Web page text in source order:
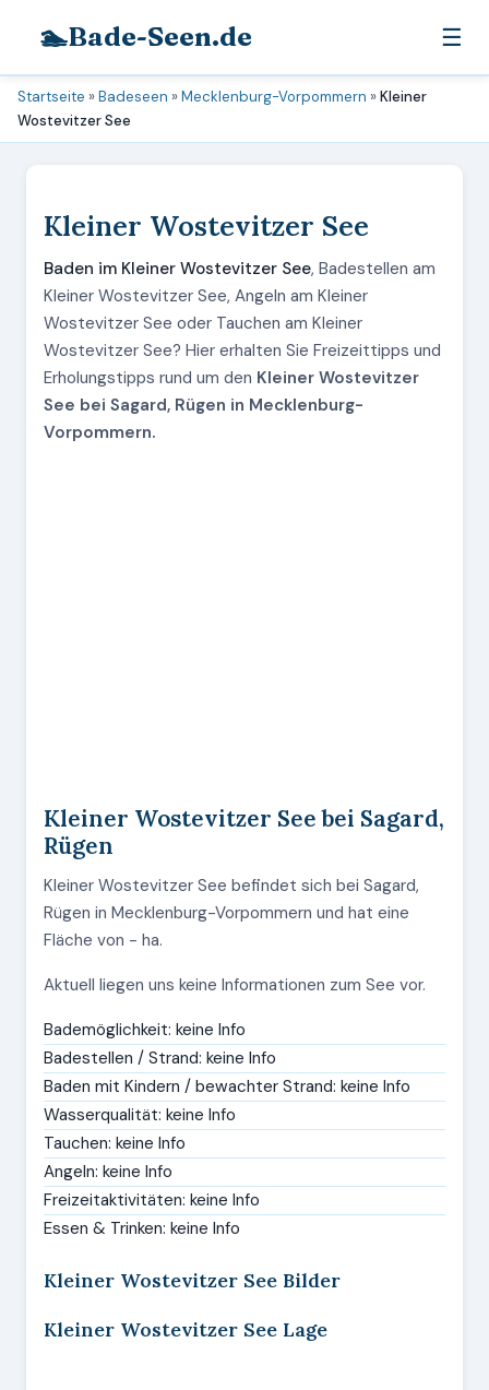
🏊Bade-Seen.de ☰
Startseite »Badeseen »Mecklenburg-Vorpommern »Kleiner
Wostevitzer See
Kleiner Wostevitzer See
Baden im Kleiner Wostevitzer See, Badestellen am
Kleiner Wostevitzer See, Angeln am Kleiner
Wostevitzer See oder Tauchen am Kleiner
Wostevitzer See? Hier erhalten Sie Freizeittipps und
Erholungstipps rund um den Kleiner Wostevitzer
See bei Sagard, Rügen in Mecklenburg-
Vorpommern.
Kleiner Wostevitzer See bei Sagard,
Rügen
Kleiner Wostevitzer See befindet sich bei Sagard,
Rügen in Mecklenburg-Vorpommern und hat eine
Fläche von - ha.
Aktuell liegen uns keine Informationen zum See vor.
Bademöglichkeit: keine Info
Badestellen / Strand: keine Info
Baden mit Kindern / bewachter Strand: keine Info
Wasserqualität: keine Info
Tauchen: keine Info
Angeln: keine Info
Freizeitaktivitäten: keine Info
Essen & Trinken: keine Info
Kleiner Wostevitzer See Bilder
Kleiner Wostevitzer See Lage